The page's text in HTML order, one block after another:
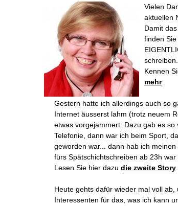
Vielen
aktuellen
Damit
finden
Kennen
mehr
Gestern hatte ich allerdings auch so
Internet äusserst lahm (trotz neuem
etwas vorgejammert. Dazu gab es
Telefonie, dann war ich beim Sport,
geworden war... dann hab ich
fürs Spätschichtschreiben ab 23h
Lesen Sie hier dazu die zweite Story
Heute gehts dafür wieder mal voll
Interessenten für das, was ich kann